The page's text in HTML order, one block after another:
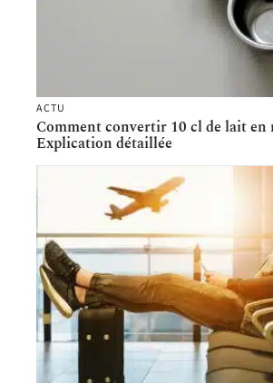
ACTU
Comment convertir 10 cl de lait
Explication détaillée